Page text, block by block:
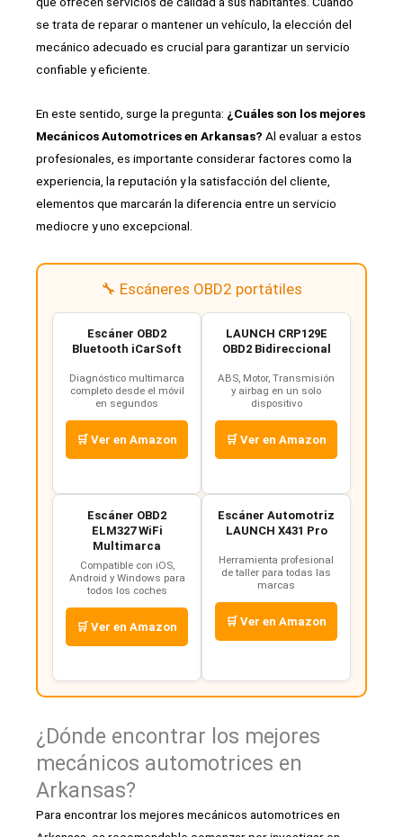
se trata de reparar o mantener un vehículo, la elección del
mecánico adecuado es crucial para garantizar un servicio
confiable y eficiente.
En este sentido, surge la pregunta: ¿Cuáles son los mejores
Mecánicos Automotrices en Arkansas? Al evaluar a estos
profesionales, es importante considerar factores como la
experiencia, la reputación y la satisfacción del cliente,
elementos que marcarán la diferencia entre un servicio
mediocre y uno excepcional.
🔧 Escáneres OBD2 portátiles
Escáner OBD2
Bluetooth iCarSoft
Diagnóstico multimarca
completo desde el móvil
en segundos
🛒 Ver en Amazon
LAUNCH CRP129E
OBD2 Bidireccional
ABS, Motor, Transmisión
y airbag en un solo
dispositivo
🛒 Ver en Amazon
Escáner OBD2
ELM327 WiFi
Multimarca
Compatible con iOS,
Android y Windows para
todos los coches
🛒 Ver en Amazon
Escáner Automotriz
LAUNCH X431 Pro
Herramienta profesional
de taller para todas las
marcas
🛒 Ver en Amazon
¿Dónde encontrar los mejores
mecánicos automotrices en
Arkansas?
Para encontrar los mejores mecánicos automotrices en